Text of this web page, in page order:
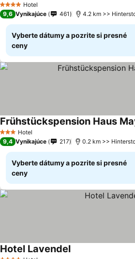
4 Počet hviezdičiek
Hotel
9,6 Vynikajúce 461 4.2 km >>
Vyberte dátumy a pozrite si presné
ceny
3 Počet hviezdičiek
Hotel
Frühstückspension Haus
9,4 Vynikajúce 217 0.2 km >>
Vyberte dátumy a pozrite si presné
ceny
Hotel Lavendel